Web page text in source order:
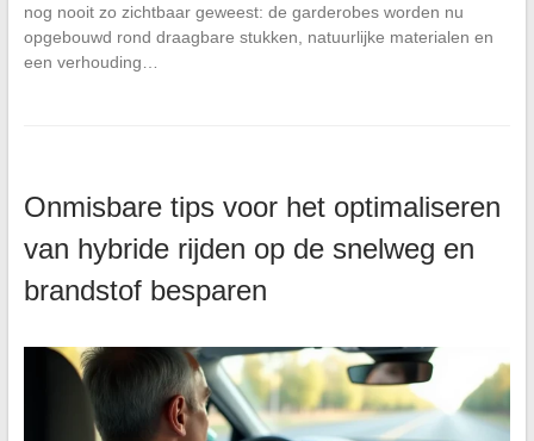
nog nooit zo zichtbaar geweest: de garderobes worden nu
opgebouwd rond draagbare stukken, natuurlijke materialen en
een verhouding…
Onmisbare tips voor het optimaliseren
van hybride rijden op de snelweg en
brandstof besparen